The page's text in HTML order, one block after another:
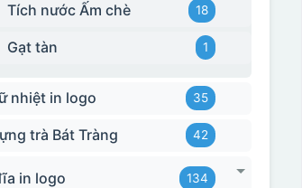
Tích nước Ấm chè 18
Gạt tàn 1
nhiệt in logo 35
trà Bát Tràng 42
in logo 134